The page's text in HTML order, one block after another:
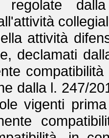
regolate
attività
declamati
dalla l. 247/
vigenti